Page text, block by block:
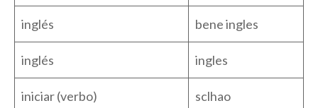
inglés bene ingles
inglés ingles
iniciar (verbo) sclhao